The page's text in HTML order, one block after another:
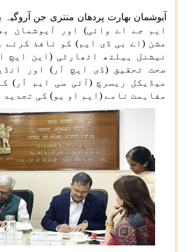
آیوشمان بھارت پردھان منتری جن آروگیہ
ایم جے اے وائی) اور آیوشمان
مشن (اے بی ڈی ایم) کو نافذ کرنے
نیشنل ہیلتھ اتھارٹی (این ایچ
صحت تحقیق (ڈی ایچ آر) اور
میڈیکل ریسرچ (آئی سی ایم آر)
مفاہمت نامے (ایم او یو) کی تجدید